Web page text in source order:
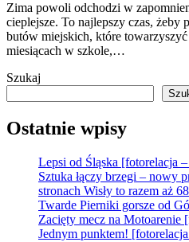
Zima powoli odchodzi w
cieplejsze. To najlepszy czas,
butów miejskich, które
miesiącach w szkole,…
Szukaj
Ostatnie wpisy
Lepsi od Śląska [fotorelacja
Sztuka łączy brzegi – nowy
stronach Wisły to razem aż
Twarde Pierniki gorsze od
Zacięty mecz na Motoarenie
Jednym punktem!